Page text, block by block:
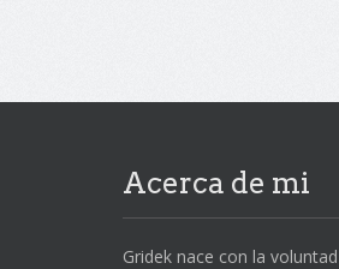
Acerca de mi
Gridek nace con la